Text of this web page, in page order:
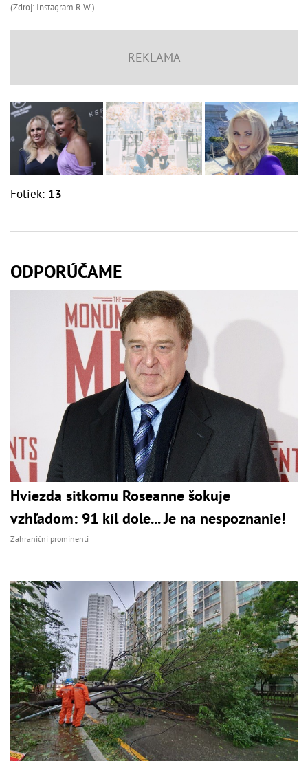
(Zdroj: Instagram R.W.)
Fotiek: 13
ODPORÚČAME
Hviezda sitkomu Roseanne šokuje
vzhľadom: 91 kíl dole... Je na nespoznanie!
Zahraniční prominenti